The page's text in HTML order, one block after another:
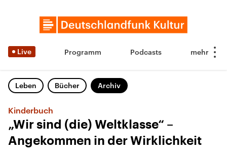
Live Programm Podcasts
Leben Bücher Archiv
Kinderbuch
„Wir sind (die) Weltklasse“ –
Angekommen in der Wirklichkeit